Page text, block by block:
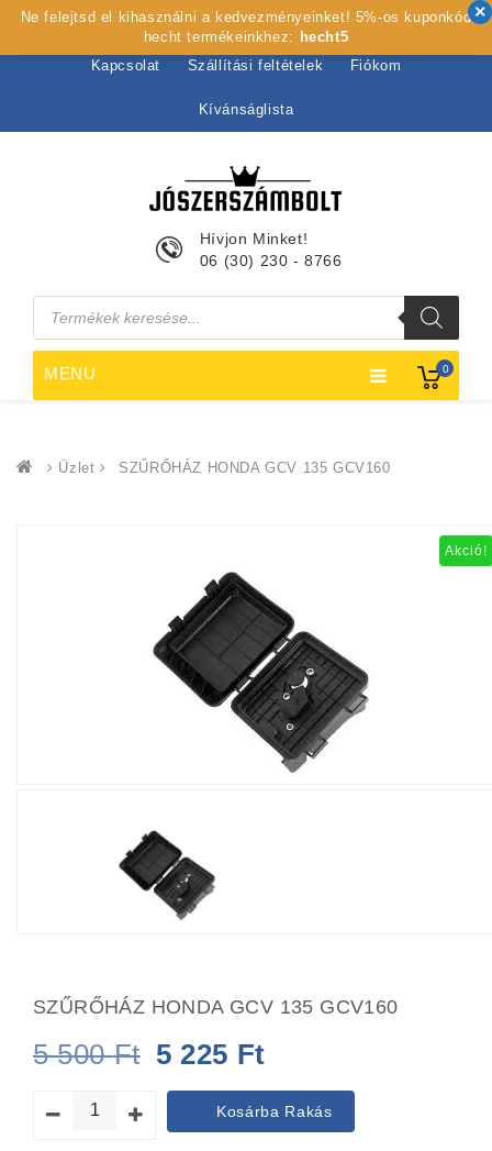
Kezdőlap Rólunk Webshop Szolgáltatások
Kapcsolat Szállítási feltételek Fiókom
Kívánságlista
0
Hívjon Minket!
06 (30) 230 - 8766
Products
search
MENU
Üzlet SZŰRŐHÁZ HONDA GCV 135 GCV160
Akció!
SZŰRŐHÁZ HONDA GCV 135 GCV160
5 500Ft Original
price
was:
5 225 Ft
price
is:
Kosárba Rakás
Ne felejtsd el kihasználni a kedvezményeinket! 5%-os kuponkód
hecht termékeinkhez: hecht5